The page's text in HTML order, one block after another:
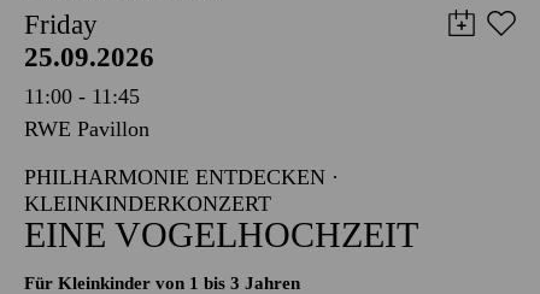
Friday
25.09.2026
11:00 - 11:45
RWE Pavillon
PHILHARMONIE ENTDECKEN ·
KLEINKINDERKONZERT
EINE VOGELHOCHZEIT
Für Kleinkinder von 1 bis 3 Jahren